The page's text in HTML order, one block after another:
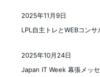
LPL自主トレとWEBコン
2025年11月9日
Japan IT Week 幕張メッ
2025年10月24日